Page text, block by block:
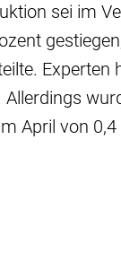
sei im
April von